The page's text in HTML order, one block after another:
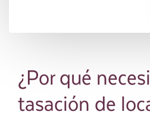
¿Por qué
tasación de